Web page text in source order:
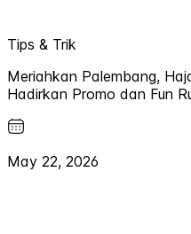
Tips & Trik
Meriahkan Palembang,
Hadirkan Promo dan Fun
May 22, 2026